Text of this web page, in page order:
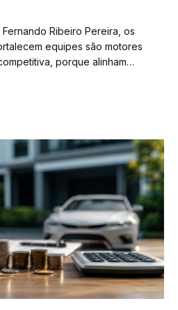
Ribeiro Pereira, os
equipes são motores
porque alinham…